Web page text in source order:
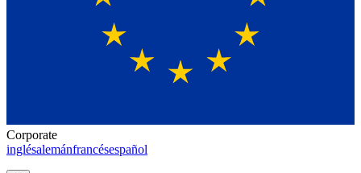
Corporate
inglésalemánfrancésespañol